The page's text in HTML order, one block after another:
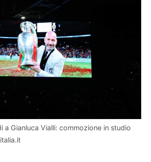
a Gianluca Vialli: commozione in studio